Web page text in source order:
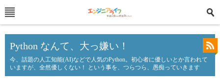
Python なんて、大っ嫌い！
今、話題の人工知能(AI)などで人気のPython。初心者に優しいとか言われて
いますが、全然優しくない！ という事を、つらつら、愚痴っていきます